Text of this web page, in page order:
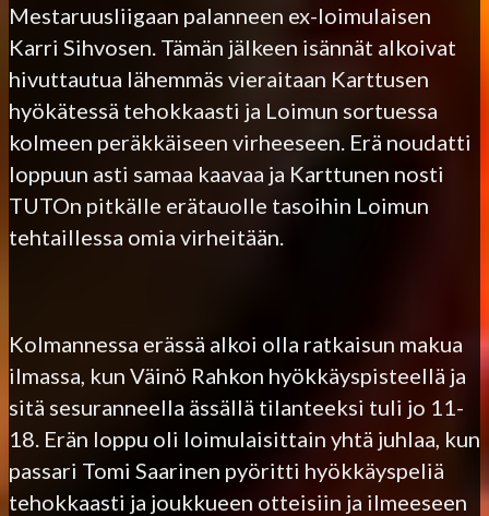
Mestaruusliigaan palanneen ex-loimulaisen
Karri Sihvosen. Tämän jälkeen isännät alkoivat
hivuttautua lähemmäs vieraitaan Karttusen
hyökätessä tehokkaasti ja Loimun sortuessa
kolmeen peräkkäiseen virheeseen. Erä noudatti
loppuun asti samaa kaavaa ja Karttunen nosti
TUTOn pitkälle erätauolle tasoihin Loimun
tehtaillessa omia virheitään.
Kolmannessa erässä alkoi olla ratkaisun makua
ilmassa, kun Väinö Rahkon hyökkäyspisteellä ja
sitä sesuranneella ässällä tilanteeksi tuli jo 11-
18. Erän loppu oli loimulaisittain yhtä juhlaa, kun
passari Tomi Saarinen pyöritti hyökkäyspeliä
tehokkaasti ja joukkueen otteisiin ja ilmeeseen